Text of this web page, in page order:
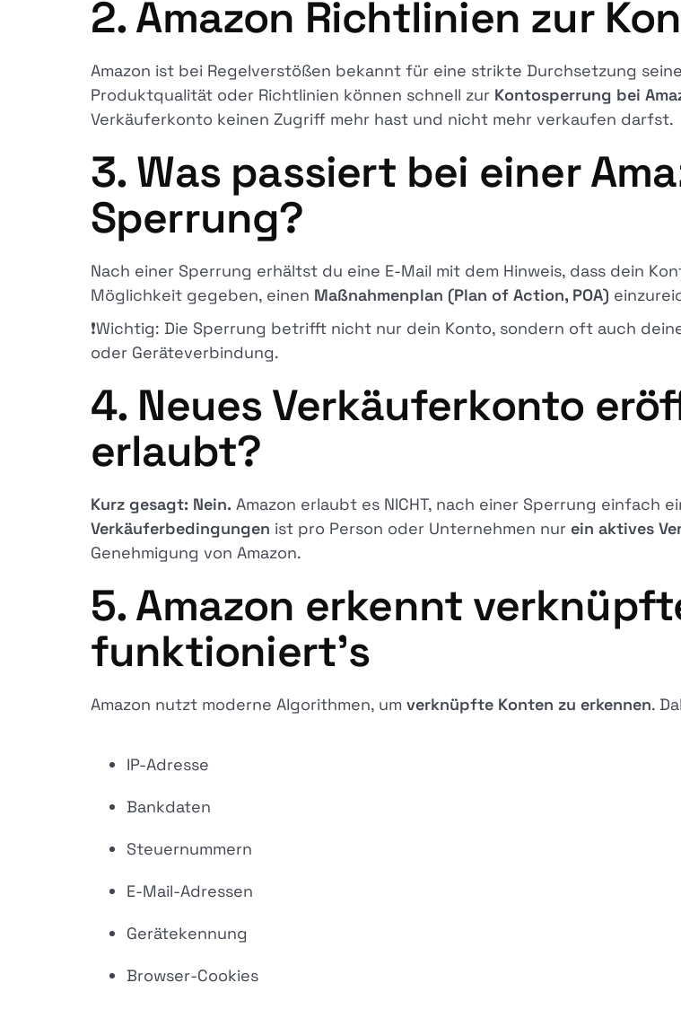
2. Amazon Richtlinien zur
Amazon ist bei Regelverstößen bekannt für eine strikte Durchsetzung
Produktqualität oder Richtlinien können schnell zur Kontosperrung bei
Verkäuferkonto keinen Zugriff mehr hast und nicht mehr verkaufen darfst.
3. Was passiert bei einer
Sperrung?
Nach einer Sperrung erhältst du eine E-Mail mit dem Hinweis, dass dein
Möglichkeit gegeben, einen Maßnahmenplan (Plan of Action, POA)
❗Wichtig: Die Sperrung betrifft nicht nur dein Konto, sondern oft auch
oder Geräteverbindung.
4. Neues Verkäuferkonto
erlaubt?
Kurz gesagt: Nein. Amazon erlaubt es NICHT, nach einer Sperrung einfach
Verkäuferbedingungen ist pro Person oder Unternehmen nur ein aktives
Genehmigung von Amazon.
5. Amazon erkennt
funktioniert’s
Amazon nutzt moderne Algorithmen, um verknüpfte Konten zu erkennen.
IP-Adresse
Bankdaten
Steuernummern
E-Mail-Adressen
Gerätekennung
Browser-Cookies